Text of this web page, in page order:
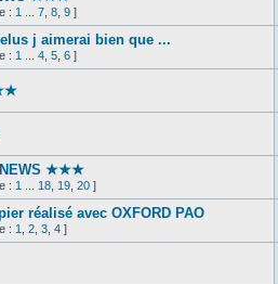
: 1 7 8 9 ]
j aimerai bien que ...
: 1 4 5 6 ]
★★★
: 1 18 19 20 ]
réalisé avec OXFORD PAO
: 1 2 3 4 ]